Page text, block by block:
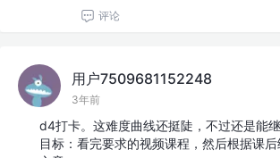
评论
用户7509681152248
3年前
d4打卡。这难度曲线还挺陡，不过还是能
目标：看完要求的视频课程，然后根据课